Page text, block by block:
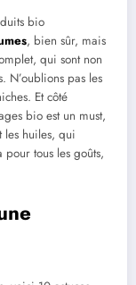
bio
, bien sûr, mais
qui sont non
N’oublions pas les
Et côté
bio est un must,
les huiles, qui
tous les goûts,